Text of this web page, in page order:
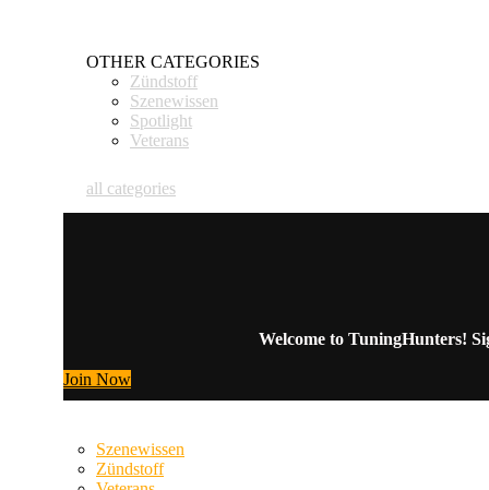
OTHER CATEGORIES
Zündstoff
Szenewissen
Spotlight
Veterans
all categories
Welcome to TuningHunters!
Join Now
Szenewissen
Zündstoff